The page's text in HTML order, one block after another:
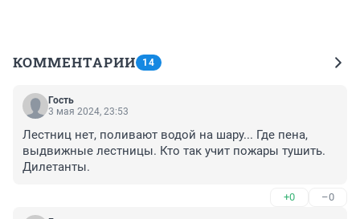
КОММЕНТАРИИ 14
Гость
3 мая 2024, 23:53
Лестниц нет, поливают водой на шару... Где пена,
выдвижные лестницы. Кто так учит пожары тушить.
Дилетанты.
+0 –0